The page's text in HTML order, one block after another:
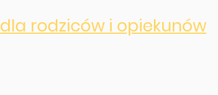
rodziców i opiekunów